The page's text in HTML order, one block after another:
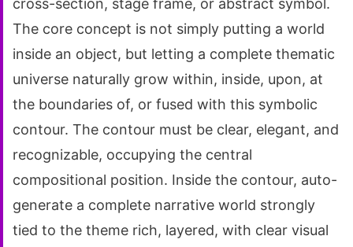
The core concept is not simply putting a world
inside an object, but letting a complete thematic
universe naturally grow within, inside, upon, at
the boundaries of, or fused with this symbolic
contour. The contour must be clear, elegant, and
recognizable, occupying the central
compositional position. Inside the contour, auto-
generate a complete narrative world strongly
tied to the theme rich, layered, with clear visual